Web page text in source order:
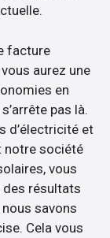
facture
aurez une
en
pas là.
d’électricité et
notre société
vous
des résultats
savons
Cela vous